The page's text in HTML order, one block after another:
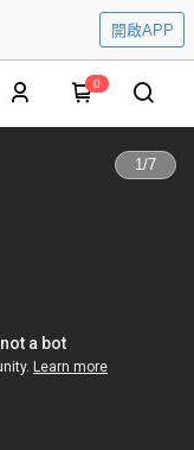
開啟APP
0
1/7